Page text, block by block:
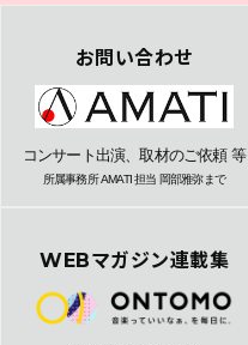
お問い合わせ
コンサート出演、取材のご依頼 等
所属事務所 AMATI 担当 岡部雅弥まで
WEBマガジン連載集